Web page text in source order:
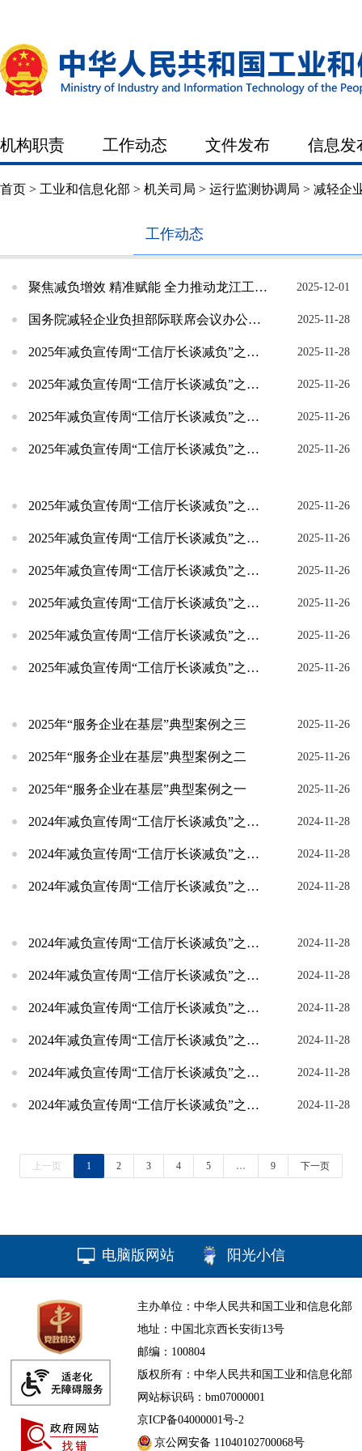
机构职责 工作动态 文件发布 信息发
首页 > 工业和信息化部 > 机关司局 > 运行监测协调局 > 减轻企
机构职责
工作动态
聚焦减负增效 精准赋能 全力推动龙江工业高质量发展 2025-12-01
国务院减轻企业负担部际联席会议办公室有关负责人就减轻企业负担工作答记者问 2025-11-28
2025年减负宣传周“工信厅长谈减负”之陕西省 2025-11-28
2025年减负宣传周“工信厅长谈减负”之江西省 2025-11-26
2025年减负宣传周“工信厅长谈减负”之辽宁省 2025-11-26
2025年减负宣传周“工信厅长谈减负”之江苏省 2025-11-26
2025年减负宣传周“工信厅长谈减负”之河北省 2025-11-26
2025年减负宣传周“工信厅长谈减负”之吉林省 2025-11-26
2025年减负宣传周“工信厅长谈减负”之重庆市 2025-11-26
2025年减负宣传周“工信厅长谈减负”之浙江省 2025-11-26
2025年减负宣传周“工信厅长谈减负”之四川省 2025-11-26
2025年减负宣传周“工信厅长谈减负”之山东省 2025-11-26
2025年“服务企业在基层”典型案例之三 2025-11-26
2025年“服务企业在基层”典型案例之二 2025-11-26
2025年“服务企业在基层”典型案例之一 2025-11-26
2024年减负宣传周“工信厅长谈减负”之重庆市 2024-11-28
2024年减负宣传周“工信厅长谈减负”之云南省 2024-11-28
2024年减负宣传周“工信厅长谈减负”之西藏自治区 2024-11-28
2024年减负宣传周“工信厅长谈减负”之四川省 2024-11-28
2024年减负宣传周“工信厅长谈减负”之陕西省 2024-11-28
2024年减负宣传周“工信厅长谈减负”之宁夏自治区 2024-11-28
2024年减负宣传周“工信厅长谈减负”之江西省 2024-11-28
2024年减负宣传周“工信厅长谈减负”之吉林省 2024-11-28
2024年减负宣传周“工信厅长谈减负”之河北省 2024-11-28
上一页 1 2 3 4 5 … 9 下一页
电脑版网站 阳光小信
主办单位：中华人民共和国工业和信息化部
地址：中国北京西长安街13号
邮编：100804
版权所有：中华人民共和国工业和信息化部
网站标识码：bm07000001
京ICP备04000001号-2
京公网安备 11040102700068号